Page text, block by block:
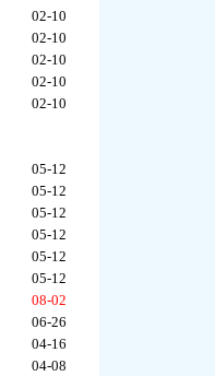
02-10
02-10
02-10
02-10
02-10
05-12
05-12
05-12
05-12
05-12
05-12
08-02
06-26
04-16
04-08